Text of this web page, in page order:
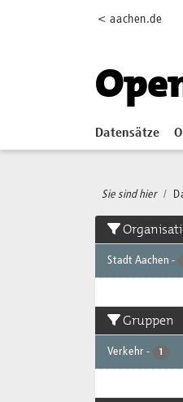
< aachen.de
Datensätze
Sie sind hier
Stadt Aachen -
Gruppen
Verkehr - 1